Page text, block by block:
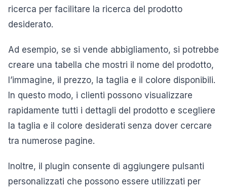
ricerca per facilitare la ricerca del prodotto
desiderato.
Ad esempio, se si vende abbigliamento, si potrebbe
creare una tabella che mostri il nome del prodotto,
l’immagine, il prezzo, la taglia e il colore disponibili.
In questo modo, i clienti possono visualizzare
rapidamente tutti i dettagli del prodotto e scegliere
la taglia e il colore desiderati senza dover cercare
tra numerose pagine.
Inoltre, il plugin consente di aggiungere pulsanti
personalizzati che possono essere utilizzati per